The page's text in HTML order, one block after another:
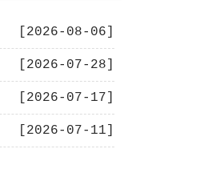
[2026-08-06]
[2026-07-28]
[2026-07-17]
[2026-07-11]